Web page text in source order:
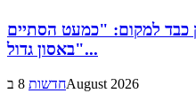
כבד למקום: "כמעט הסתיים
באסון גדול"...
חדשות8 בAugust 2026